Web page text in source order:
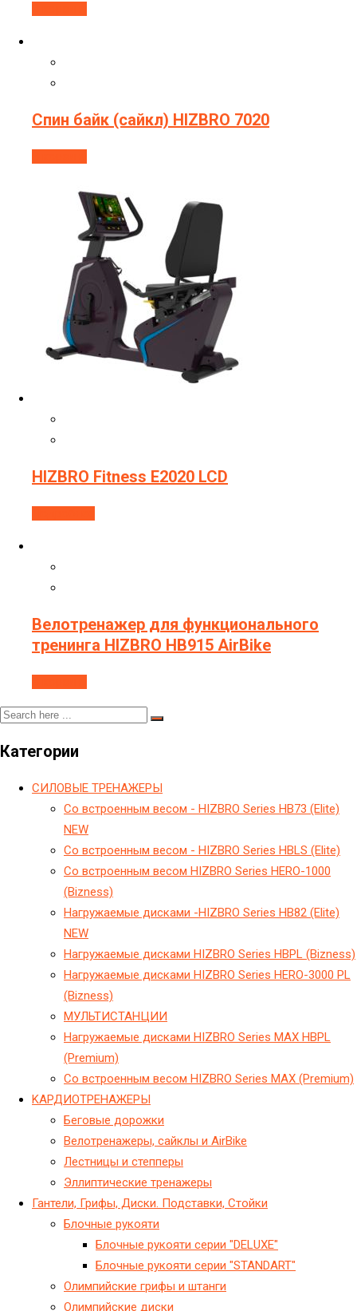
Спин байк (сайкл) HIZBRO 7020
HIZBRO Fitness E2020 LCD
Велотренажер для функционального
тренинга HIZBRO HB915 AirBike
Категории
CИЛОВЫЕ ТРЕНАЖЕРЫ
Cо встроенным весом - HIZBRO Series HB73 (Elite)
NEW
Cо встроенным весом - HIZBRO Series HBLS (Elite)
Cо встроенным весом HIZBRO Series HERO-1000
(Bizness)
Hагружаемые дисками -HIZBRO Series HB82 (Elite)
NEW
Hагружаемые дисками HIZBRO Series HBPL (Bizness)
Hагружаемые дисками HIZBRO Series HERO-3000 PL
(Bizness)
МУЛЬТИСТАНЦИИ
Нагружаемые дисками HIZBRO Series MAX HBPL
(Premium)
Со встроенным весом HIZBRO Series MAX (Premium)
KАРДИОТРЕНАЖЕРЫ
Беговые дорожки
Велотренажеры, сайклы и AirBike
Лестницы и степперы
Эллиптические тренажеры
Гантели, Грифы, Диски. Подставки, Стойки
Блочные рукояти
Блочные рукояти серии "DELUXE"
Блочные рукояти серии "STANDART"
Олимпийские грифы и штанги
Олимпийские диски